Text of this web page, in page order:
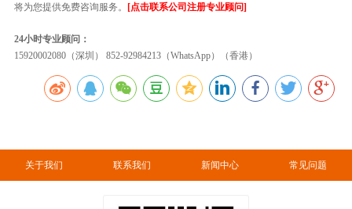
将为您提供免费咨询服务。 [点击联系公司注册专业顾问]
24小时专业顾问：
15920002080（深圳） 852-92984213（WhatsApp）（香港）
关于我们 联系我们 新闻中心 常见问题